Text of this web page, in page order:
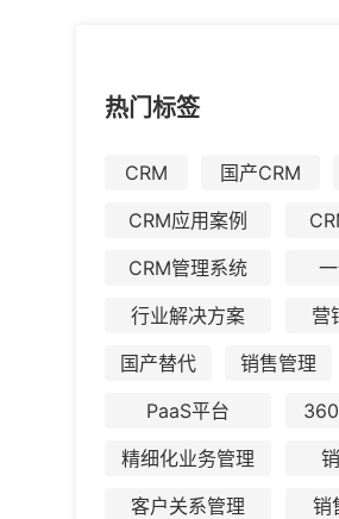
热门标签
CRM 国产CRM
CRM应用案例
CRM管理系统
行业解决方案
营
国产替代
销售管理
PaaS平台
精细化业务管理
客户关系管理
销